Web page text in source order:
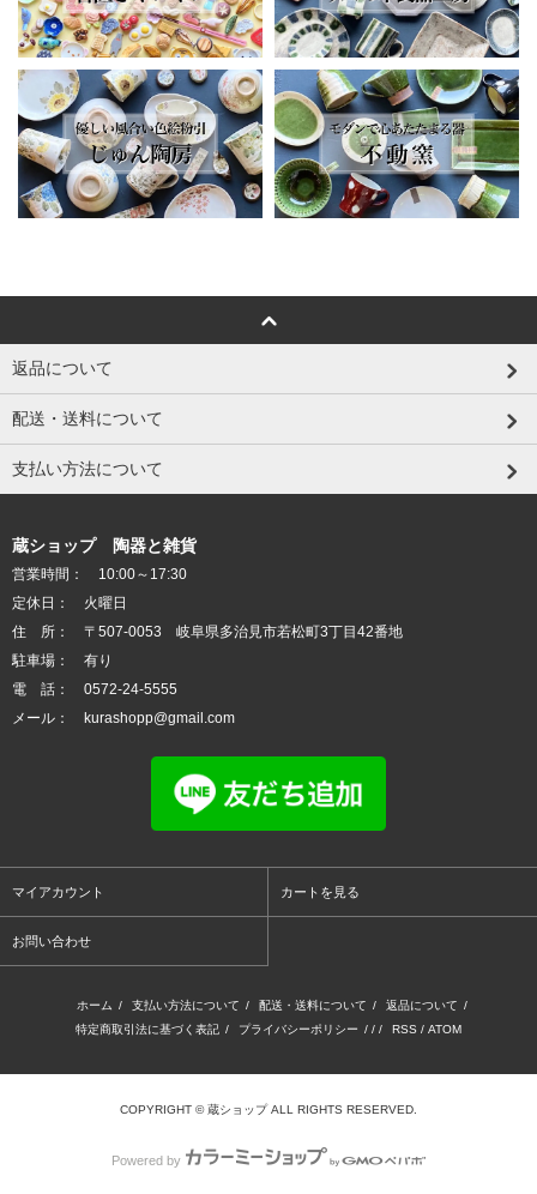
返品について
配送・送料について
支払い方法について
蔵ショップ 陶器と雑貨
営業時間： 10:00～17:30
定休日： 火曜日
住 所： 〒507-0053 岐阜県多治見市若松町3丁目42番地
駐車場： 有り
電 話： 0572-24-5555
メール： kurashopp@gmail.com
マイアカウント カートを見る
お問い合わせ
ホーム / 支払い方法について / 配送・送料について / 返品について /
特定商取引法に基づく表記 / プライバシーポリシー / / / RSS / ATOM
COPYRIGHT © 蔵ショップ ALL RIGHTS RESERVED.
Powered by